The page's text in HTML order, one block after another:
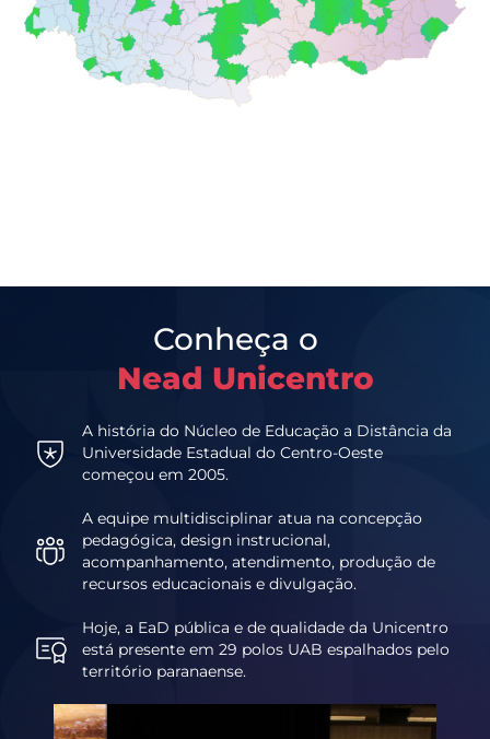
Conheça o
Nead Unicentro
A história do Núcleo de Educação a Distância da
Universidade Estadual do Centro-Oeste
começou em 2005.
A equipe multidisciplinar atua na concepção
pedagógica, design instrucional,
acompanhamento, atendimento, produção de
recursos educacionais e divulgação.
Hoje, a EaD pública e de qualidade da Unicentro
está presente em 29 polos UAB espalhados pelo
território paranaense.